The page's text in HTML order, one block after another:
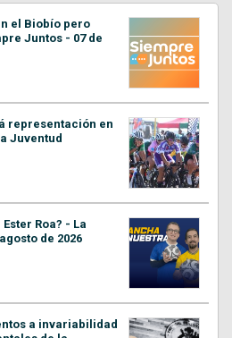
el Biobío pero
Juntos - 07 de
representación en
Juventud
Roa? - La
de 2026
a invariabilidad